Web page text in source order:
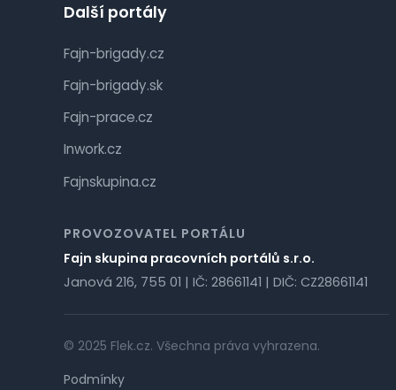
Další portály
Fajn-brigady.cz
Fajn-brigady.sk
Fajn-prace.cz
Inwork.cz
Fajnskupina.cz
PROVOZOVATEL PORTÁLU
Fajn skupina pracovních portálů s.r.o.
Janová 216, 755 01 | IČ: 28661141 | DIČ: CZ28661141
© 2025 Flek.cz. Všechna práva vyhrazena.
Podmínky